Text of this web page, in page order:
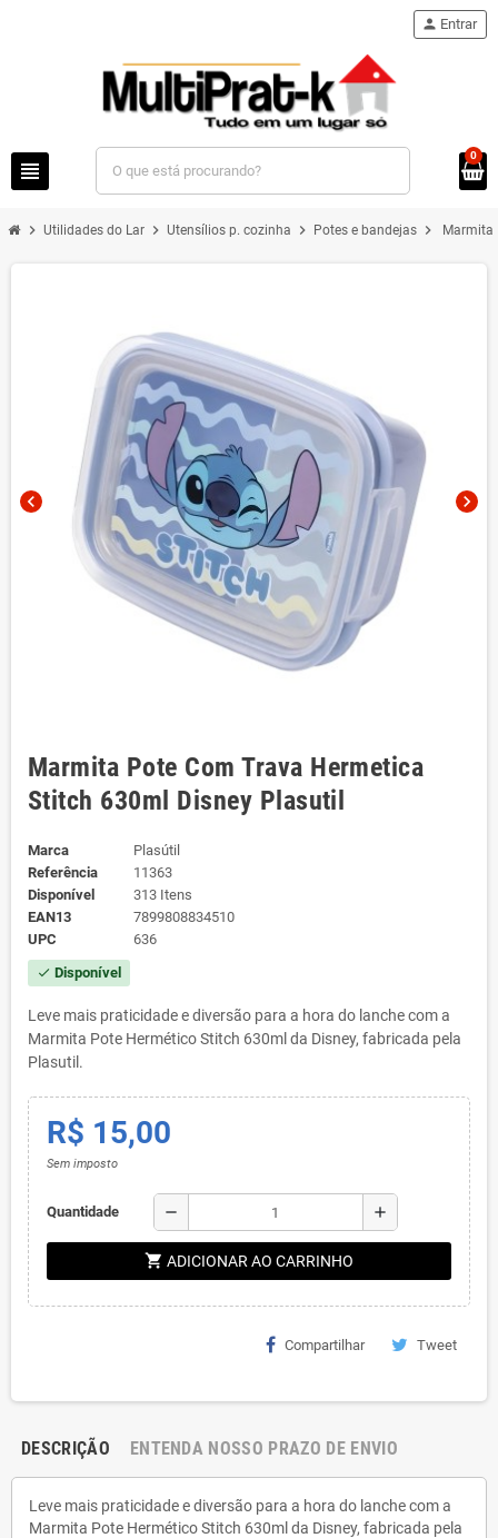
view_headline
person Entrar
0
chevron_right Utilidades do Lar chevron_right Utensílios p. cozinha chevron_right Potes e bandejas chevron_right Marmita
chevron_left chevron_right
Marmita Pote Com Trava Hermetica
Stitch 630ml Disney Plasutil
Marca
Plasútil
Referência
11363
Disponível
313 Itens
EAN13
7899808834510
UPC
636
check Disponível
Leve mais praticidade e diversão para a hora do lanche com a
Marmita Pote Hermético Stitch 630ml da Disney, fabricada pela
Plasutil.
R$ 15,00
Sem imposto
Quantidade remove add
shopping_cart ADICIONAR AO CARRINHO
Compartilhar Tweet
DESCRIÇÃO ENTENDA NOSSO PRAZO DE ENVIO
Leve mais praticidade e diversão para a hora do lanche com a
Marmita Pote Hermético Stitch 630ml da Disney, fabricada pela